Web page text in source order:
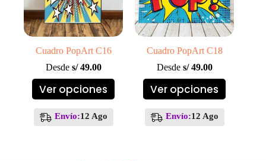
producto
producto
Cuadro PopArt C16
Desde s/49.00
Ver opciones
Este
producto
múltiples
Envío:12 Ago
Cuadro PopArt C18
Desde s/49.00
Ver opciones
Este
producto
múltiples
Envío:12 Ago